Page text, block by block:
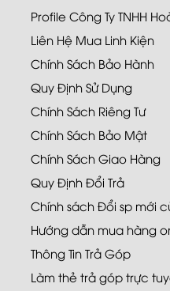
Profile Công Ty TNHH
Liên Hệ Mua Linh Kiện
Chính Sách Bảo Hành
Quy Định Sử Dụng
Chính Sách Riêng Tư
Chính Sách Bảo Mật
Chính Sách Giao Hàng
Quy Định Đổi Trả
Chính sách Đổi sp mới
Hướng dẫn mua hàng
Thông Tin Trả Góp
Làm thẻ trả góp trực